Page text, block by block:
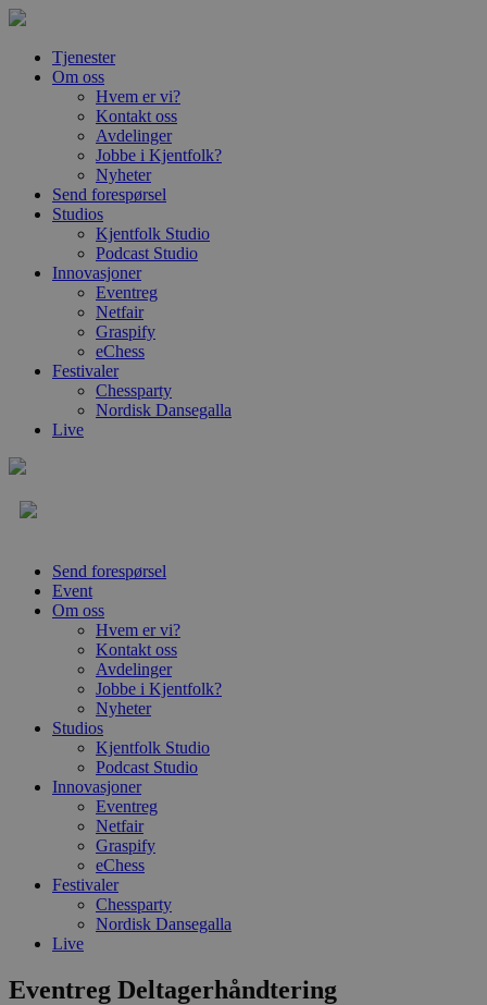
Tjenester
Om oss
Hvem er vi?
Kontakt oss
Avdelinger
Jobbe i Kjentfolk?
Nyheter
Send forespørsel
Studios
Kjentfolk Studio
Podcast Studio
Innovasjoner
Eventreg
Netfair
Graspify
eChess
Festivaler
Chessparty
Nordisk Dansegalla
Live
Send forespørsel
Event
Om oss
Hvem er vi?
Kontakt oss
Avdelinger
Jobbe i Kjentfolk?
Nyheter
Studios
Kjentfolk Studio
Podcast Studio
Innovasjoner
Eventreg
Netfair
Graspify
eChess
Festivaler
Chessparty
Nordisk Dansegalla
Live
Eventreg Deltagerhåndtering